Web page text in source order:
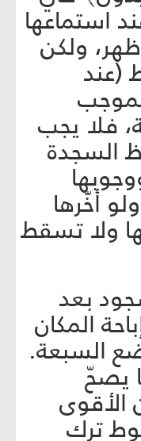
استماعها
ولكن
(عند
فلا يجب
السجدة
أخّرها
ولا تسقط
بعد
المكان
السبعة.
يصحّ
الأقوى
ترك